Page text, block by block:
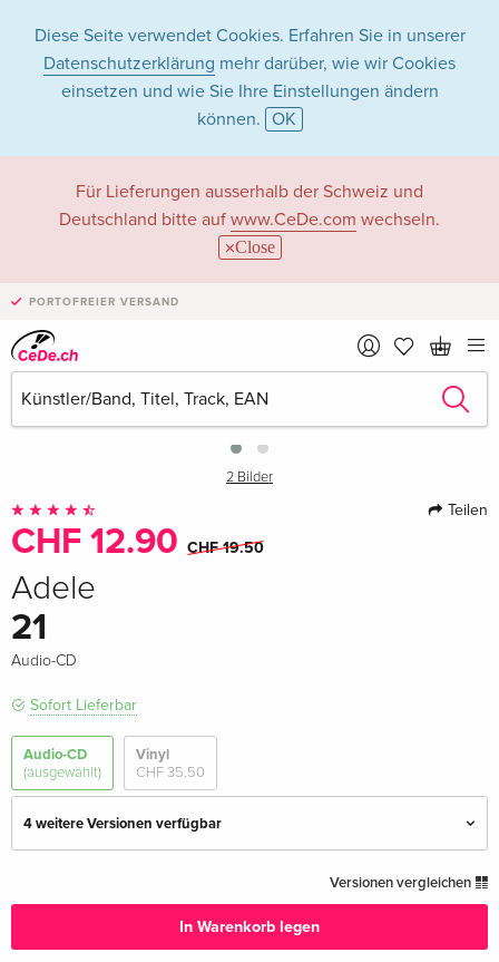
Diese Seite verwendet Cookies. Erfahren Sie in unserer
Datenschutzerklärung mehr darüber, wie wir Cookies
einsetzen und wie Sie Ihre Einstellungen ändern
können. OK
Für Lieferungen ausserhalb der Schweiz und
Deutschland bitte auf www.CeDe.com wechseln.
Close
PORTOFREIER VERSAND
2 Bilder
Teilen
CHF 12.90 CHF 19.50
Adele
21
Audio-CD
Sofort Lieferbar
Audio-CD
(ausgewählt)
Vinyl
CHF 35.50
4 weitere Versionen verfügbar
CHF 12.90
Japan Edition
CHF 22.50
Versionen vergleichen
In Warenkorb legen